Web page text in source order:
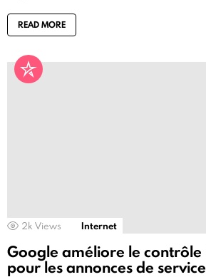
READ MORE
2k Views Internet
Google améliore le
pour les annonces de